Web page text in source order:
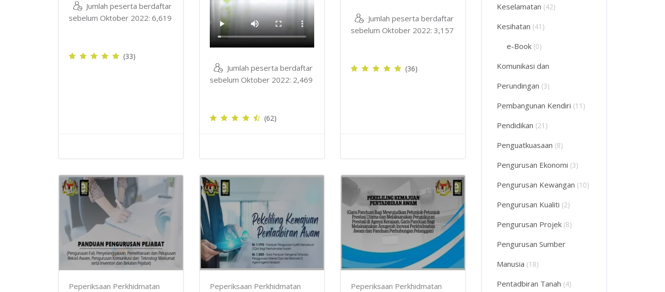
Jumlah peserta berdaftar
sebelum Oktober 2022: 6,619
(33)
Jumlah peserta berdaftar
sebelum Oktober 2022: 2,469
(62)
Jumlah peserta berdaftar
sebelum Oktober 2022: 3,157
(36)
Peperiksaan Perkhidmatan
Peperiksaan Perkhidmatan
Peperiksaan Perkhidmatan
Keselamatan (42)
Kesihatan (41)
e-Book (0)
Komunikasi dan
Perundingan (3)
Pembangunan Kendiri (11)
Pendidikan (21)
Penguatkuasaan (8)
Pengurusan Ekonomi (3)
Pengurusan Kewangan (10)
Pengurusan Kualiti (2)
Pengurusan Projek (8)
Pengurusan Sumber
Manusia (18)
Pentadbiran Tanah (4)